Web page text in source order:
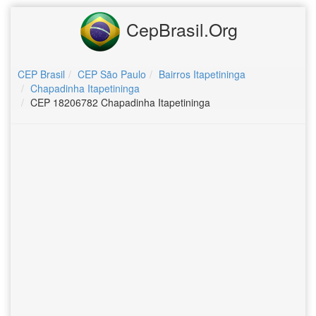
CepBrasil.Org
CEP Brasil CEP São Paulo
Bairros Itapetininga
Chapadinha Itapetininga
CEP 18206782 Chapadinha Itapetininga